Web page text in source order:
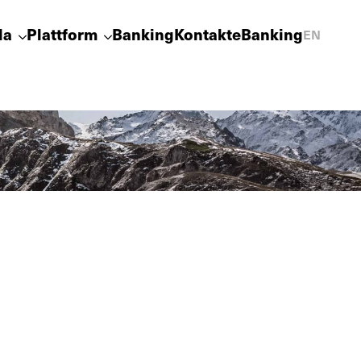
Plattform BankingKontakteBankingEN